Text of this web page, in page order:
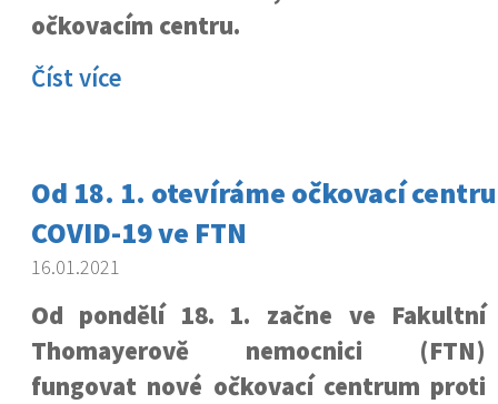
očkovacím centru.
Číst více
Od 18. 1. otevíráme očkovací
COVID-19 ve FTN
16.01.2021
Od pondělí 18. 1. začne ve Fakultní
Thomayerově nemocnici (FTN)
fungovat nové očkovací centrum proti